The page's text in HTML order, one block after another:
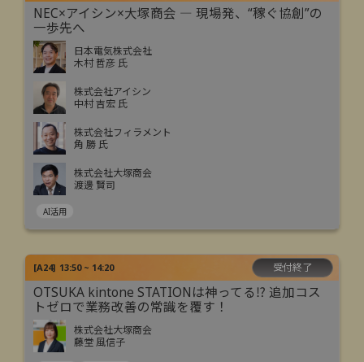
NEC×アイシン×大塚商会 ― 現場発、“稼ぐ協創”の
一歩先へ
日本電気株式会社
木村 哲彦 氏
株式会社アイシン
中村 吉宏 氏
株式会社フィラメント
角 勝 氏
株式会社大塚商会
渡邊 賢司
AI活用
[A24] 13:50 ~ 14:20 受付終了
OTSUKA kintone STATIONは神ってる⁉ 追加コス
トゼロで業務改善の常識を覆す！
株式会社大塚商会
藤堂 風信子